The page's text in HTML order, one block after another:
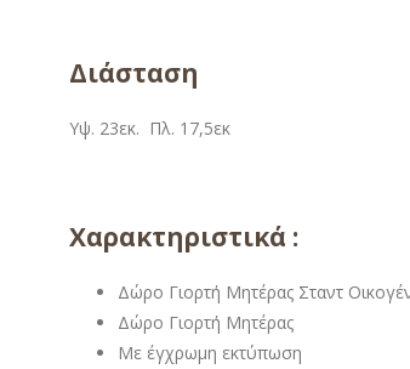
Διάσταση
Υψ. 23εκ. Πλ. 17,5εκ
Χαρακτηριστικά :
Δώρο Γιορτή Μητέρας Σταντ
Δώρο Γιορτή Μητέρας
Με έγχρωμη εκτύπωση